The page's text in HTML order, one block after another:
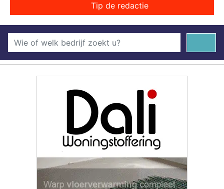
Tip de redactie